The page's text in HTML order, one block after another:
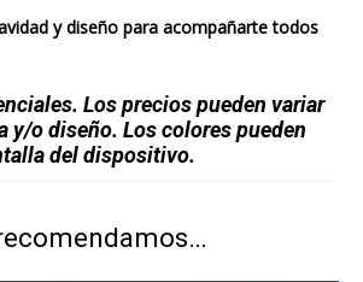
y diseño para acompañarte todos
Los precios pueden variar
y/o diseño. Los colores pueden
del dispositivo.